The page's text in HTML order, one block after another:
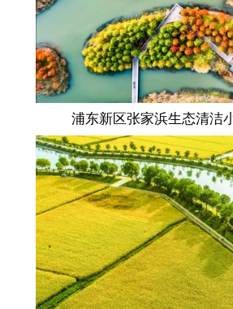
浦东新区张家浜生态清洁